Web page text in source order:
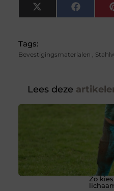
X
(Twitter)
Tags:
Bevestigingsmaterialen ,
Lees deze
Zo